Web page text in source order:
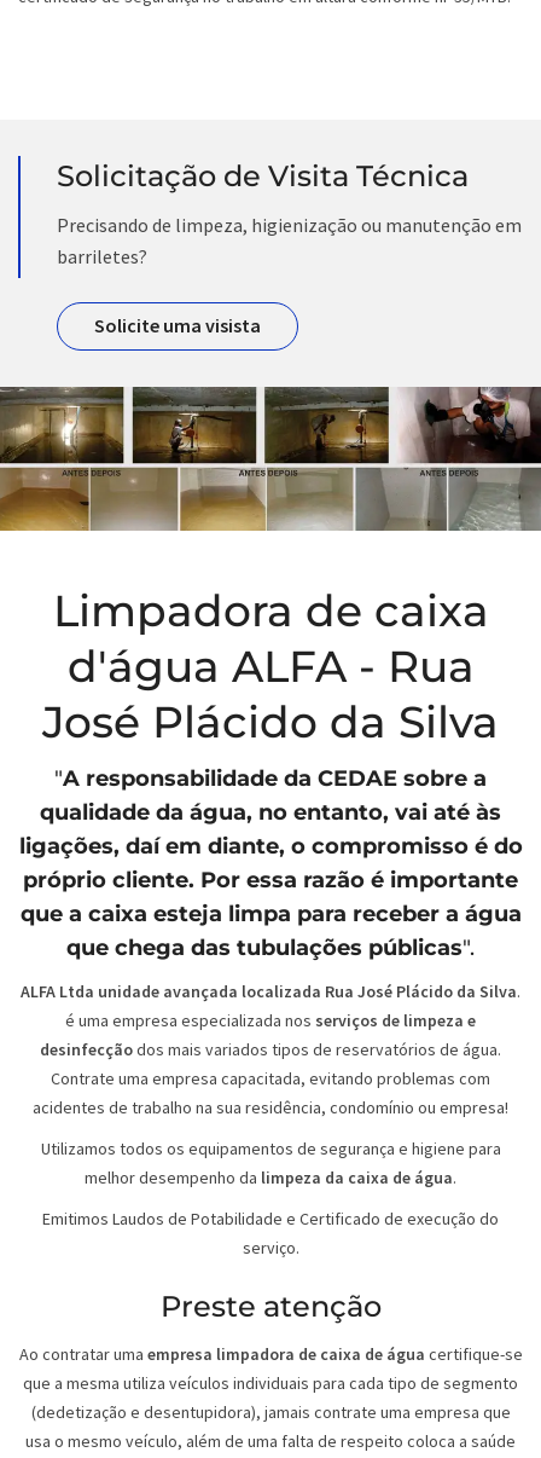
Solicitação de Visita Técnica
Precisando de limpeza, higienização ou manutenção em
barriletes?
Solicite uma visista
Limpadora de caixa
d'água ALFA - Rua
José Plácido da Silva
"A responsabilidade da CEDAE sobre a
qualidade da água, no entanto, vai até às
ligações, daí em diante, o compromisso é do
próprio cliente. Por essa razão é importante
que a caixa esteja limpa para receber a água
que chega das tubulações públicas".
ALFA Ltda unidade avançada localizada Rua José Plácido da Silva.
é uma empresa especializada nos serviços de limpeza e
desinfecçãodos mais variados tipos de reservatórios de água.
Contrate uma empresa capacitada, evitando problemas com
acidentes de trabalho na sua residência, condomínio ou empresa!
Utilizamos todos os equipamentos de segurança e higiene para
melhor desempenho da limpeza da caixa de água.
Emitimos Laudos de Potabilidade e Certificado de execução do
serviço.
Preste atenção
Ao contratar uma empresa limpadora de caixa de água certifique-se
que a mesma utiliza veículos individuais para cada tipo de segmento
(dedetização e desentupidora), jamais contrate uma empresa que
usa o mesmo veículo, além de uma falta de respeito coloca a saúde